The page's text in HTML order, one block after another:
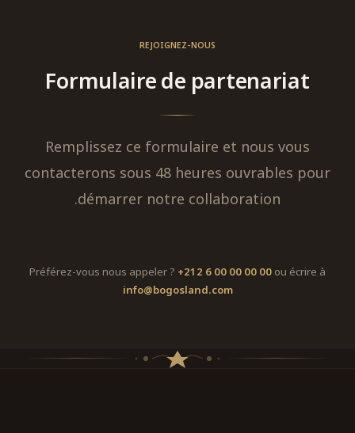
REJOIGNEZ-NOUS
Formulaire de partenariat
Remplissez ce formulaire et nous vous
contacterons sous 48 heures ouvrables pour
démarrer notre collaboration.
Préférez-vous nous appeler ?+212 6 00 00 00 00ou écrire à
info@bogosland.com